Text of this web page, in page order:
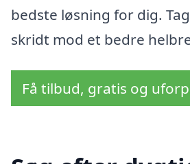
bedste løsning for dig.
skridt mod et bedre
Få tilbud, gratis og